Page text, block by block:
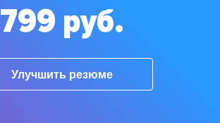
799 руб.
Улучшить резюме